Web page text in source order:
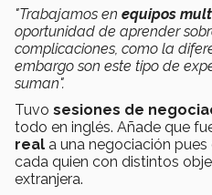
"Trabajamos en equipos
oportunidad de aprender
complicaciones, como la
embargo son este tipo de
suman".
Tuvo sesiones de
todo en inglés. Añade que
real a una negociación
cada quien con distintos
extranjera.